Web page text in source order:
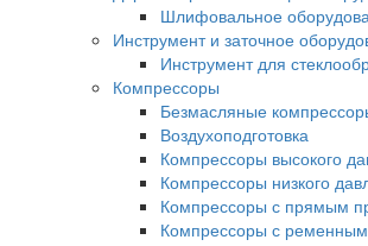
Шлифовальное
Инструмент и заточное
Инструмент для
Компрессоры
Безмасляные
Воздухоподготовка
Компрессоры высокого
Компрессоры низкого
Компрессоры с прямым
Компрессоры с